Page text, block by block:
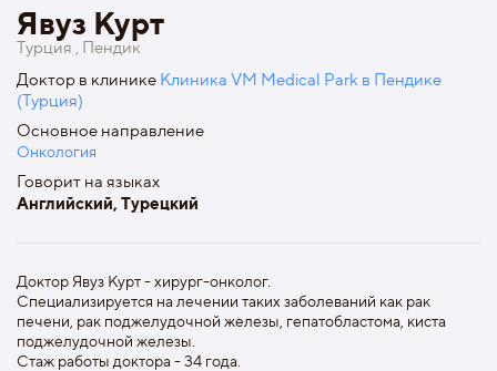
Явуз Курт
Турция , Пендик
Доктор в клинике Клиника VM Medical Park в Пендике
(Турция)
Основное направление
Онкология
Говорит на языках
Английский, Турецкий
Доктор Явуз Курт - хирург-онколог.
Специализируется на лечении таких заболеваний как рак
печени, рак поджелудочной железы, гепатобластома, киста
поджелудочной железы.
Стаж работы доктора - 34 года.